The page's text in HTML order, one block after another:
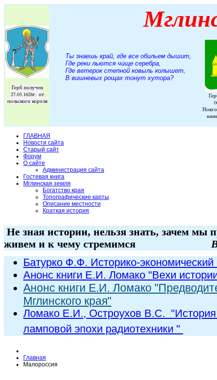
Герб получен
27.03.1626г. от
польского короля
Ты знаешь край, где все обильем дышит,
Где реки льются чище серебра,
Где ветерок степной ковыль колышет,
В вишневых рощах тонут хутора?
ГЛАВНАЯ
Новости сайта
Старый сайт
Форум
О сайте
Администрация сайта
Гостевая книга
Мглинская земля
Богатство края
Топографические карты
Описание местности
Краткая история
Не зная истории, нельзя знать, зачем мы
живем и к чему стремимся
Батурко Ф.Ф. Историко-экономический
Анонс книги Е.И. Ломако "Вехи
Анонс книги Е.И. Ломако
Мглинского края"
Ломако Е.И., Остроухов В.С. "
ламповой эпохи радиотехники "
Главная
Малороссия